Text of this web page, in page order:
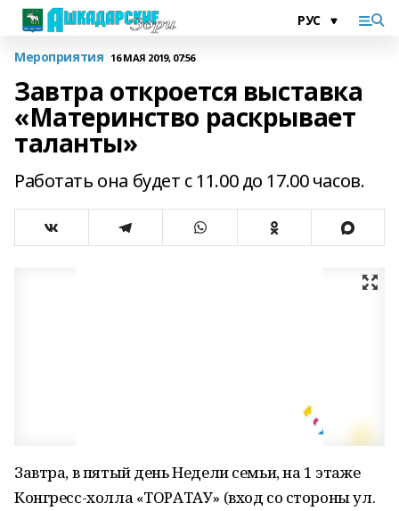
Мероприятия 16 МАЯ 2019, 07:56
Завтра откроется выставка
«Материнство раскрывает
таланты»
Работать она будет с 11.00 до 17.00 часов.
Завтра, в пятый день Недели семьи, на 1 этаже
Конгресс-холла «ТОРАТАУ» (вход со стороны ул.